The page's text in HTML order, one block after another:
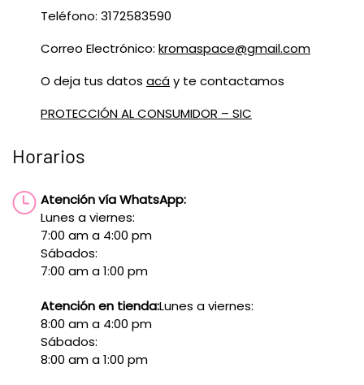
Teléfono: 3172583590
Correo Electrónico: kromaspace@gmail.com
O deja tus datos acáy te contactamos
PROTECCIÓN AL CONSUMIDOR – SIC
Horarios
Atención vía WhatsApp:
Lunes a viernes:
7:00 am a 4:00 pm
Sábados:
7:00 am a 1:00 pm
Atención en tienda:Lunes a viernes:
8:00 am a 4:00 pm
Sábados:
8:00 am a 1:00 pm